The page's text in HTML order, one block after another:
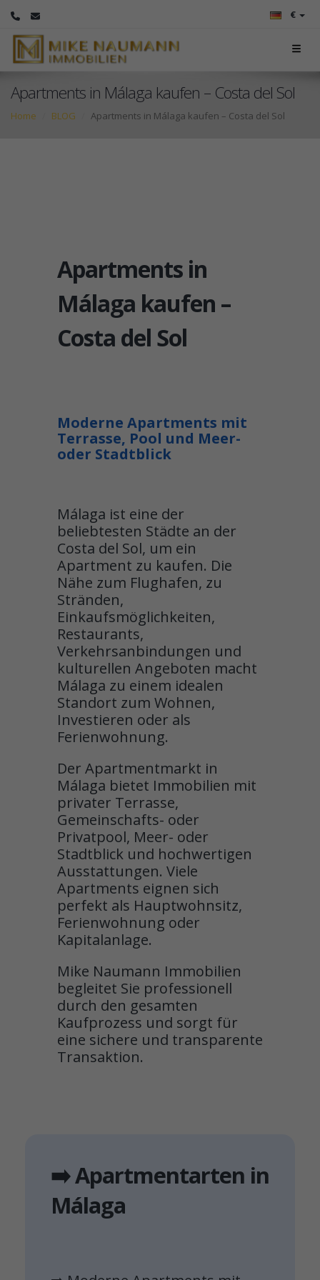
€
Apartments in Málaga kaufen – Costa del Sol
Home BLOG Apartments in Málaga kaufen – Costa del Sol
Apartments in
Málaga kaufen –
Costa del Sol
Moderne Apartments mit
Terrasse, Pool und Meer-
oder Stadtblick
Málaga ist eine der
beliebtesten Städte an der
Costa del Sol, um ein
Apartment zu kaufen. Die
Nähe zum Flughafen, zu
Stränden,
Einkaufsmöglichkeiten,
Restaurants,
Verkehrsanbindungen und
kulturellen Angeboten macht
Málaga zu einem idealen
Standort zum Wohnen,
Investieren oder als
Ferienwohnung.
Der Apartmentmarkt in
Málaga bietet Immobilien mit
privater Terrasse,
Gemeinschafts- oder
Privatpool, Meer- oder
Stadtblick und hochwertigen
Ausstattungen. Viele
Apartments eignen sich
perfekt als Hauptwohnsitz,
Ferienwohnung oder
Kapitalanlage.
Mike Naumann Immobilien
begleitet Sie professionell
durch den gesamten
Kaufprozess und sorgt für
eine sichere und transparente
Transaktion.
➡️ Apartmentarten in
Málaga